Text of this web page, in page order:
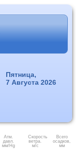
Пятница,
7 Августа 2026
Атм.
давл.
мм/Hg
Скорость
ветра.
м/с
Всего
осадков,
мм